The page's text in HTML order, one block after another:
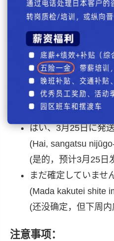
具体时间确认 ：
先ほどお伺いした
(Saki hodo o-ukagai
de yoroshii deshou
(关于刚才提到的商
对方可能的回答：
はい、3月25日に発
(Hai, sangatsu
(是的，预计3月25日
まだ確定していませ
(Mada kakutei shite
(还没确定，但下周
注意事项：